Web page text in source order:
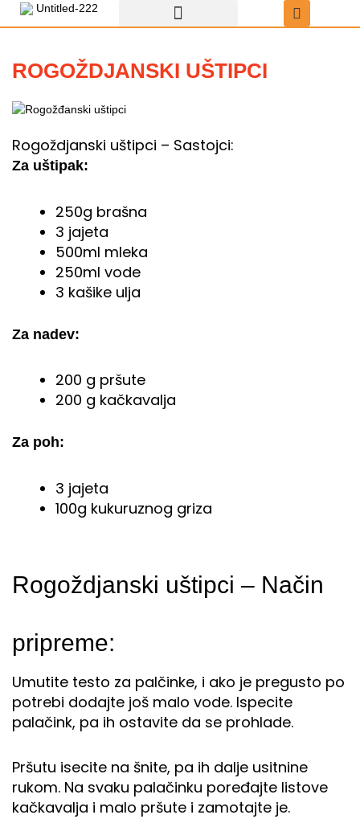
Пређи
садржај
ROGOŽDJANSKI UŠTIPCI
Rogoždjanski uštipci – Sastojci:
Za uštipak:
250g brašna
3 jajeta
500ml mleka
250ml vode
3 kašike ulja
Za nadev:
200 g pršute
200 g kačkavalja
Za poh:
3 jajeta
100g kukuruznog griza
Rogoždjanski uštipci – Način
pripreme:
Umutite testo za palčinke, i ako je pregusto po
potrebi dodajte još malo vode. Ispecite
palačink, pa ih ostavite da se prohlade.
Pršutu isecite na šnite, pa ih dalje usitnine
rukom. Na svaku palačinku poređajte listove
kačkavalja i malo pršute i zamotajte je.